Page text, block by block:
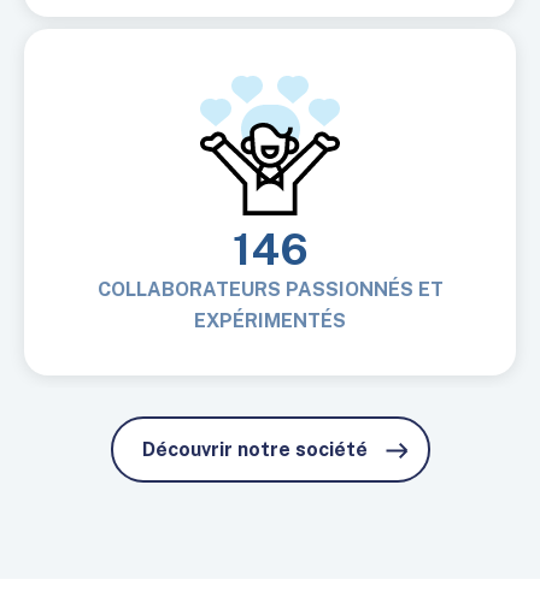
146
COLLABORATEURS PASSIONNÉS ET
EXPÉRIMENTÉS
Découvrir notre société